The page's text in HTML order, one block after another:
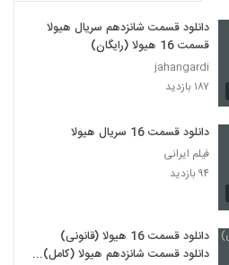
دانلود قسمت شانزدهم سریال هیولا
قسمت 16 هیولا (رایگان)
jahangardi
۱۸۷ بازدید
دانلود قسمت 16 سریال هیولا
فیلم ایرانی
۹۴ بازدید
دانلود قسمت 16 هیولا (قانونی)
دانلود قسمت شانزدهم هیولا (کامل)